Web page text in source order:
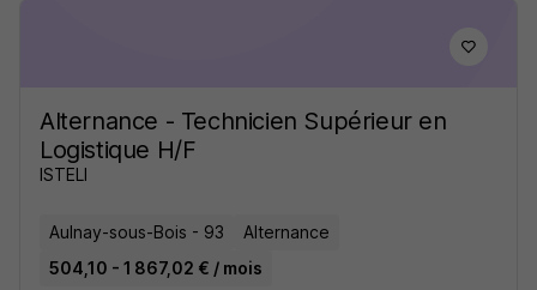
Alternance - Technicien Supérieur en
Logistique H/F
ISTELI
Aulnay-sous-Bois - 93
Alternance
504,10 - 1 867,02 € / mois